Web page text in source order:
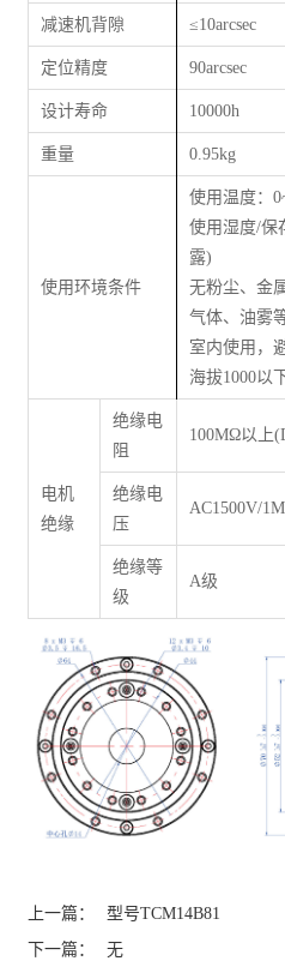
减速机背隙 ≤10arcsec
定位精度 90arcsec
设计寿命 10000h
重量 0.95kg
使用环境条件
使用温度：
使用湿度/保
露)
无粉尘、金
气体、油雾
室内使用，
海拔1000以
电机
绝缘
绝缘电
阻
100MΩ以上
绝缘电
压
AC1500V/
绝缘等
级
A级
上一篇：
型号TCM14B81
下一篇：
无